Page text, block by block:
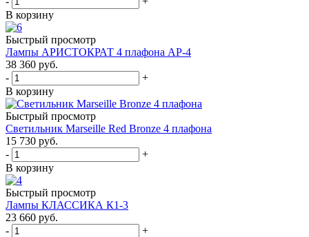
В корзину
Быстрый просмотр
Лампы АРИСТОКРАТ 4 плафона АР-4
38 360 руб.
-
+
В корзину
Быстрый просмотр
Светильник Marseille Red Bronze 4 плафона
15 730 руб.
-
+
В корзину
Быстрый просмотр
Лампы КЛАССИКА К1-3
23 660 руб.
-
+